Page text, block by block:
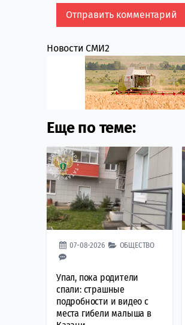
Новости СМИ2
Еще по теме:
07-08-2026 ОБЩЕСТВО
Упал, пока родители
спали: страшные
подробности и видео с
места гибели малыша в